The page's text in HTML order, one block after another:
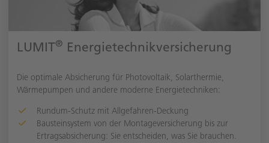
LUMIT® Energietechnikversicherung
Die optimale Absicherung für Photovoltaik, Solarthermie,
Wärmepumpen und andere moderne Energietechniken:
Rundum-Schutz mit Allgefahren-Deckung
Bausteinsystem von der Montageversicherung bis zur
Ertragsabsicherung: Sie entscheiden, was Sie brauchen.